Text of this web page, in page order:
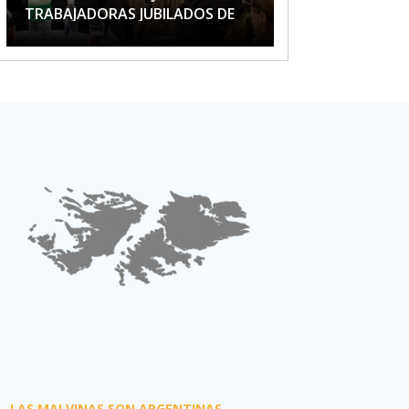
TRABAJADORAS JUBILADOS DE
APTA